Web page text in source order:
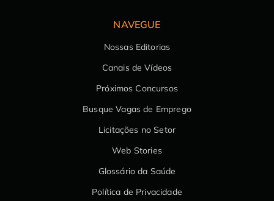
NAVEGUE
Nossas Editorias
Canais de Vídeos
Próximos Concursos
Busque Vagas de Emprego
Licitações no Setor
Web Stories
Glossário da Saúde
Política de Privacidade